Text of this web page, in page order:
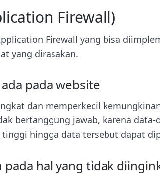
Firewall)
Firewall yang bisa
yang dirasakan.
pada website
dan memperkecil
bertanggung jawab, karena data-
hingga data tersebut dapat
hal yang tidak